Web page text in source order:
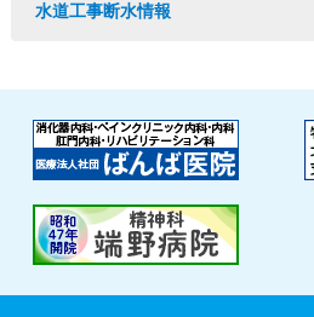
水道工事断水情報